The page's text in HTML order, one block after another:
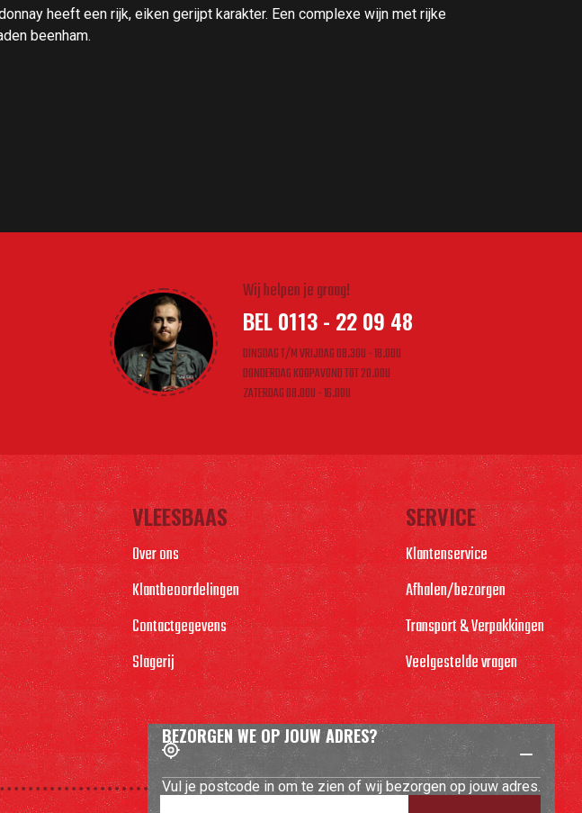
BEZORGEN WE OP JOUW ADRES?
Vul je postcode in om te zien of wij bezorgen op jouw adres.
heeft een rijk, eiken gerijpt karakter. Een complexe wijn met rijke
beenham.
Wij helpen je graag!
BEL 0113 - 22 09 48
DINSDAG T/M VRIJDAG 08.30U - 18.00U
DONDERDAG KOOPAVOND TOT 20.00U
ZATERDAG 08.00U - 16.00U
VLEESBAAS
Over ons
Klantbeoordelingen
Contactgegevens
Slagerij
SERVICE
Klantenservice
Afhalen/bezorgen
Transport & Verpakkingen
Veelgestelde vragen